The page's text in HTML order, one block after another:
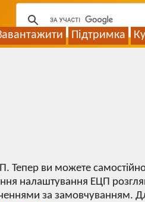
Підтримка
ви можете
налаштування ЕЦП
за замовчуванням.